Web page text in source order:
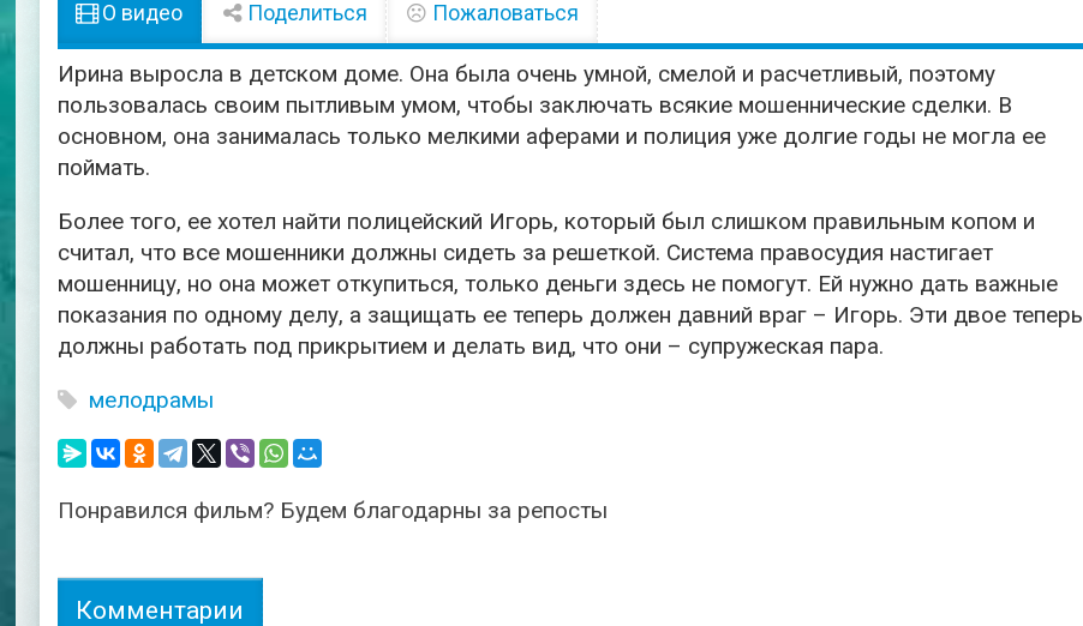
О видео Поделиться Пожаловаться
Ирина выросла в детском доме. Она была очень умной, смелой и расчетливый, поэтому
пользовалась своим пытливым умом, чтобы заключать всякие мошеннические сделки. В
основном, она занималась только мелкими аферами и полиция уже долгие годы не могла ее
поймать.
Более того, ее хотел найти полицейский Игорь, который был слишком правильным копом и
считал, что все мошенники должны сидеть за решеткой. Система правосудия настигает
мошенницу, но она может откупиться, только деньги здесь не помогут. Ей нужно дать важные
показания по одному делу, а защищать ее теперь должен давний враг – Игорь. Эти двое теперь
должны работать под прикрытием и делать вид, что они – супружеская пара.
мелодрамы
Понравился фильм? Будем благодарны за репосты
Комментарии